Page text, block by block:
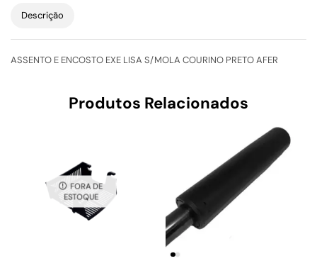
Descrição
ASSENTO E ENCOSTO EXE LISA S/MOLA COURINO PRETO AFER
Produtos Relacionados
FORA DE
ESTOQUE